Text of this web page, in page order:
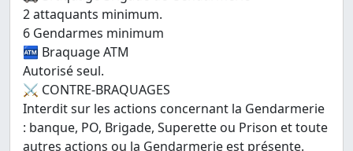
2 attaquants minimum.
6 Gendarmes minimum
🏧 Braquage ATM
Autorisé seul.
⚔️ CONTRE-BRAQUAGES
Interdit sur les actions concernant la Gendarmerie
: banque, PO, Brigade, Superette ou Prison et toute
autres actions ou la Gendarmerie est présente.